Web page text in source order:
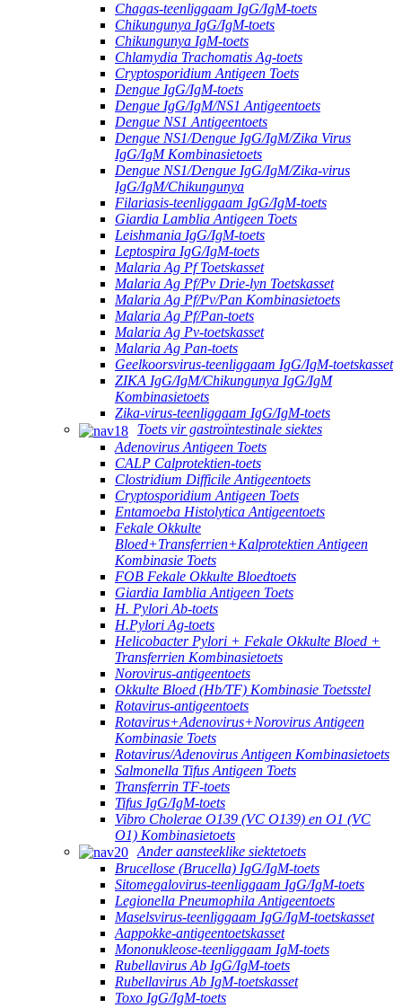
Chagas-teenliggaam IgG/IgM-toets
Chikungunya IgG/IgM-toets
Chikungunya IgM-toets
Chlamydia Trachomatis Ag-toets
Cryptosporidium Antigeen Toets
Dengue IgG/IgM-toets
Dengue IgG/IgM/NS1 Antigeentoets
Dengue NS1 Antigeentoets
Dengue NS1/Dengue IgG/IgM/Zika Virus
IgG/IgM Kombinasietoets
Dengue NS1/Dengue IgG/IgM/Zika-virus
IgG/IgM/Chikungunya
Filariasis-teenliggaam IgG/IgM-toets
Giardia Lamblia Antigeen Toets
Leishmania IgG/IgM-toets
Leptospira IgG/IgM-toets
Malaria Ag Pf Toetskasset
Malaria Ag Pf/Pv Drie-lyn Toetskasset
Malaria Ag Pf/Pv/Pan Kombinasietoets
Malaria Ag Pf/Pan-toets
Malaria Ag Pv-toetskasset
Malaria Ag Pan-toets
Geelkoorsvirus-teenliggaam IgG/IgM-toetskasset
ZIKA IgG/IgM/Chikungunya IgG/IgM
Kombinasietoets
Zika-virus-teenliggaam IgG/IgM-toets
Toets vir gastroïntestinale siektes
Adenovirus Antigeen Toets
CALP Calprotektien-toets
Clostridium Difficile Antigeentoets
Cryptosporidium Antigeen Toets
Entamoeba Histolytica Antigeentoets
Fekale Okkulte
Bloed+Transferrien+Kalprotektien Antigeen
Kombinasie Toets
FOB Fekale Okkulte Bloedtoets
Giardia Iamblia Antigeen Toets
H. Pylori Ab-toets
H.Pylori Ag-toets
Helicobacter Pylori + Fekale Okkulte Bloed +
Transferrien Kombinasietoets
Norovirus-antigeentoets
Okkulte Bloed (Hb/TF) Kombinasie Toetsstel
Rotavirus-antigeentoets
Rotavirus+Adenovirus+Norovirus Antigeen
Kombinasie Toets
Rotavirus/Adenovirus Antigeen Kombinasietoets
Salmonella Tifus Antigeen Toets
Transferrin TF-toets
Tifus IgG/IgM-toets
Vibro Cholerae O139 (VC O139) en O1 (VC
O1) Kombinasietoets
Ander aansteeklike siektetoets
Brucellose (Brucella) IgG/IgM-toets
Sitomegalovirus-teenliggaam IgG/IgM-toets
Legionella Pneumophila Antigeentoets
Maselsvirus-teenliggaam IgG/IgM-toetskasset
Aappokke-antigeentoetskasset
Mononukleose-teenliggaam IgM-toets
Rubellavirus Ab IgG/IgM-toets
Rubellavirus Ab IgM-toetskasset
Toxo IgG/IgM-toets